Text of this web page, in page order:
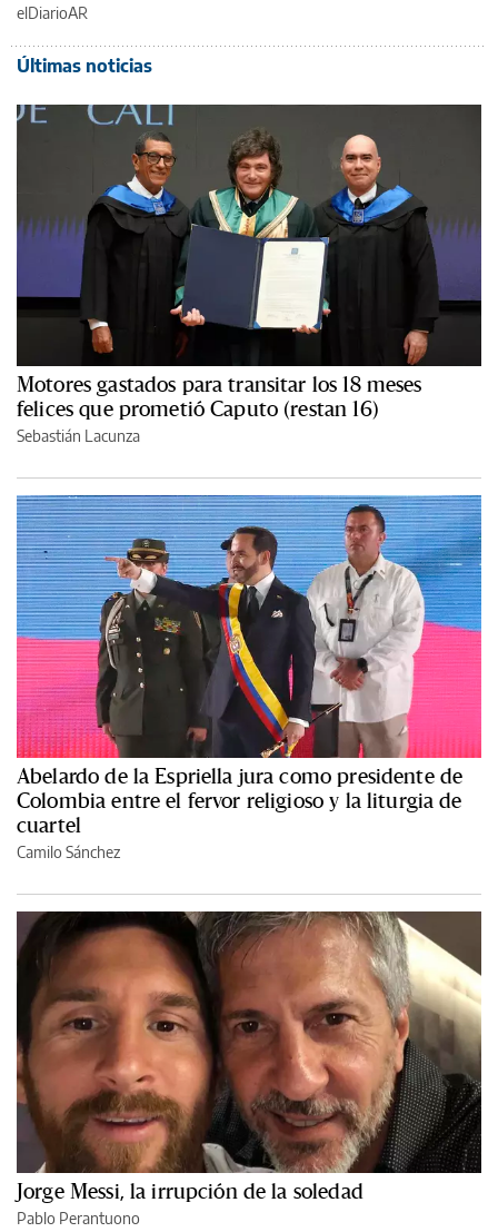
elDiarioAR
Últimas noticias
Motores gastados para transitar los 18 meses
felices que prometió Caputo (restan 16)
Sebastián Lacunza
Abelardo de la Espriella jura como presidente de
Colombia entre el fervor religioso y la liturgia de
cuartel
Camilo Sánchez
Jorge Messi, la irrupción de la soledad
Pablo Perantuono